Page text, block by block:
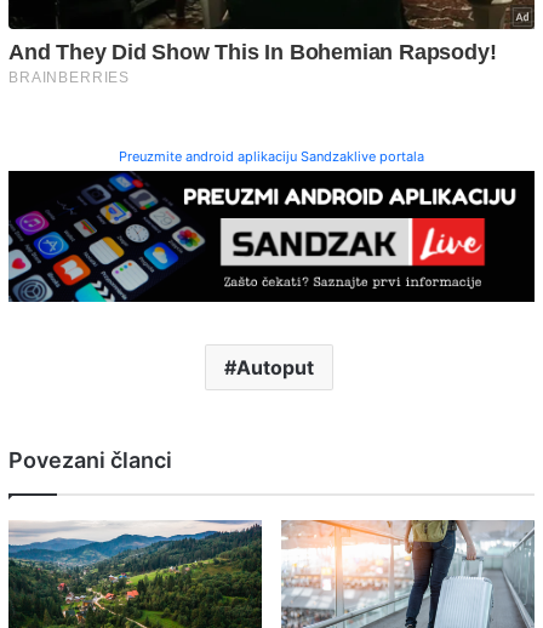
Preuzmite android aplikaciju Sandzaklive portala
Autoput
Povezani članci